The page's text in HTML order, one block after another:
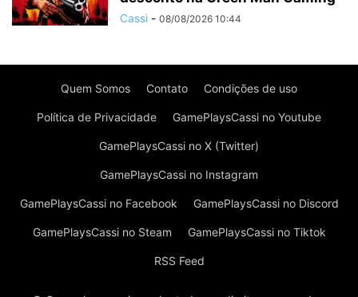
Cassi - 08/08/2026 10:44
Quem Somos Contato Condições de uso
Política de Privacidade GamePlaysCassi no Youtube
GamePlaysCassi no X (Twitter)
GamePlaysCassi no Instagram
GamePlaysCassi no Facebook GamePlaysCassi no Discord
GamePlaysCassi no Steam GamePlaysCassi no Tiktok
RSS Feed